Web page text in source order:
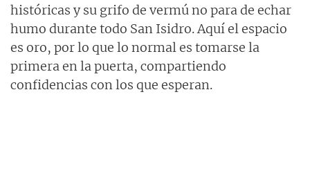
históricas y su grifo de vermú no para de echar
humo durante todo San Isidro. Aquí el espacio
es oro, por lo que lo normal es tomarse la
primera en la puerta, compartiendo
confidencias con los que esperan.